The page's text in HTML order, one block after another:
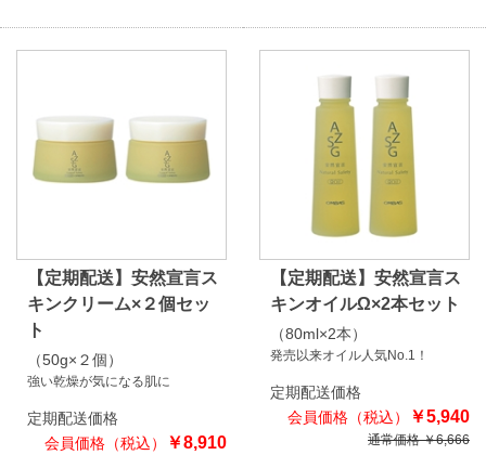
【定期配送】安然宣言ス
キンクリーム×２個セッ
ト
（50g×２個）
強い乾燥が気になる肌に
定期配送価格
￥8,910
【定期配送】安然宣言ス
キンオイルΩ×2本セット
（80ml×2本）
発売以来オイル人気No.1！
定期配送価格
￥5,940
通常価格 ￥6,666